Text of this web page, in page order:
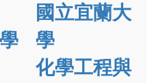
國立宜蘭大
學
化學工程與